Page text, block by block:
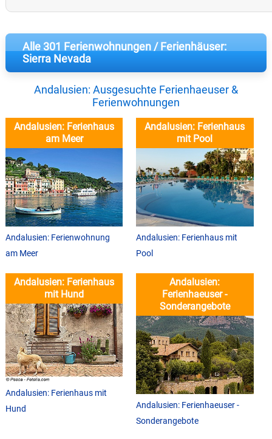
Alle 301 Ferienwohnungen / Ferienhäuser:
Sierra Nevada
Andalusien: Ausgesuchte Ferienhaeuser &
Ferienwohnungen
Andalusien: Ferienhaus
am Meer
Andalusien: Ferienwohnung
am Meer
Andalusien: Ferienhaus
mit Pool
Andalusien: Ferienhaus mit
Pool
Andalusien: Ferienhaus
mit Hund
Andalusien: Ferienhaus mit
Hund
Andalusien:
Ferienhaeuser -
Sonderangebote
Andalusien: Ferienhaeuser -
Sonderangebote